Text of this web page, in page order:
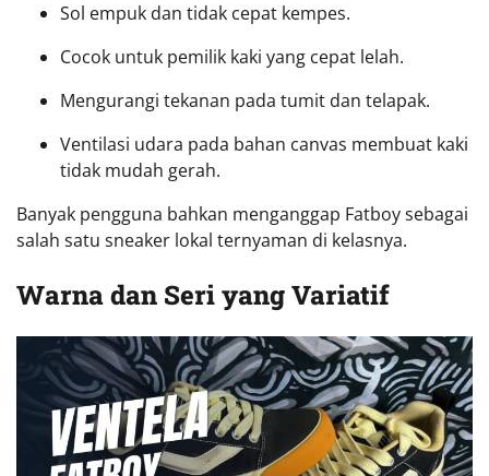
Sol empuk dan tidak cepat kempes.
Cocok untuk pemilik kaki yang cepat lelah.
Mengurangi tekanan pada tumit dan telapak.
Ventilasi udara pada bahan canvas membuat kaki
tidak mudah gerah.
Banyak pengguna bahkan menganggap Fatboy sebagai
salah satu sneaker lokal ternyaman di kelasnya.
Warna dan Seri yang Variatif